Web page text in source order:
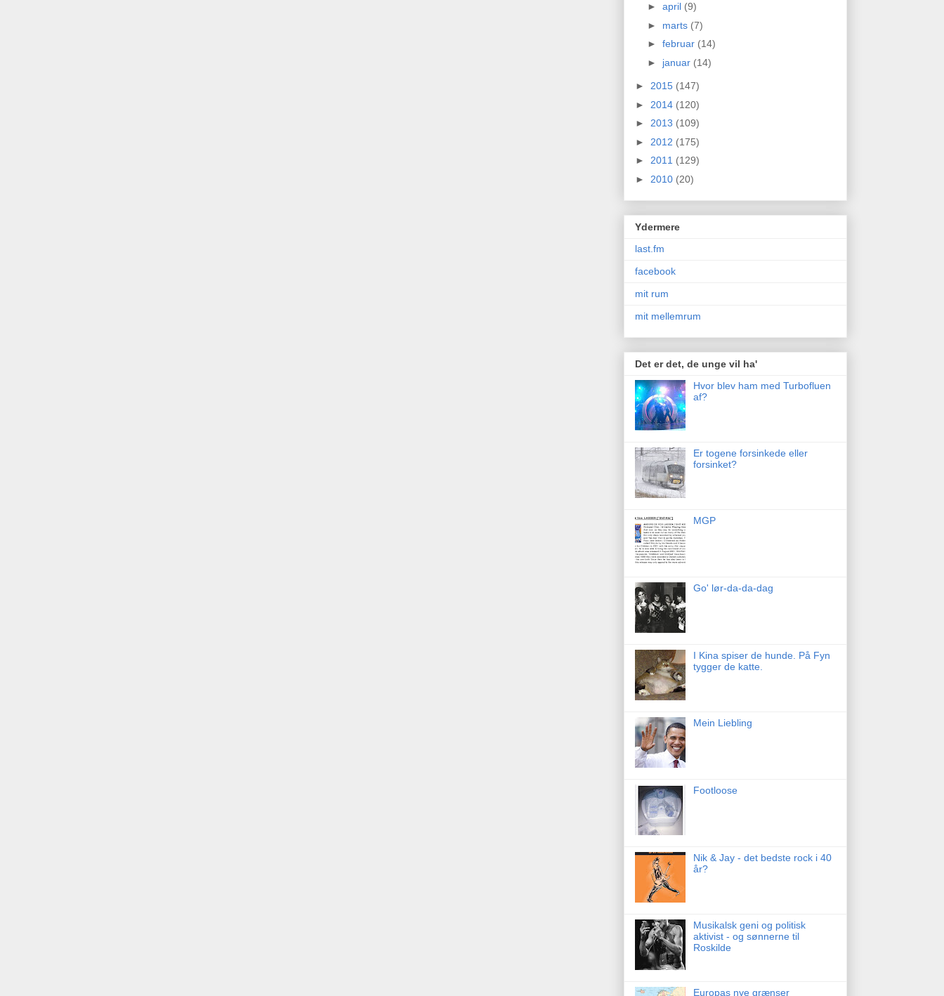
► april (9)
► marts (7)
► februar (14)
► januar (14)
► 2015 (147)
► 2014 (120)
► 2013 (109)
► 2012 (175)
► 2011 (129)
► 2010 (20)
Ydermere
last.fm
facebook
mit rum
mit mellemrum
Det er det, de unge vil ha'
Hvor blev ham med Turbofluen
af?
Er togene forsinkede eller
forsinket?
MGP
Go' lør-da-da-dag
I Kina spiser de hunde. På Fyn
tygger de katte.
Mein Liebling
Footloose
Nik & Jay - det bedste rock i 40
år?
Musikalsk geni og politisk
aktivist - og sønnerne til
Roskilde
Europas nye grænser